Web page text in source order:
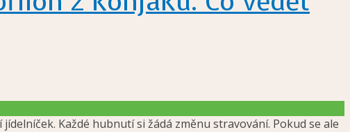
Každé hubnutí si žádá změnu stravování. Pokud se ale